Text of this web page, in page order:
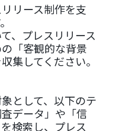
リース制作を支
、プレスリリース
「客観的な背景
集してください。
として、以下のテ
データ」や「信
検索し、プレス